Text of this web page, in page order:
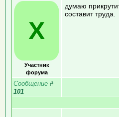
X
Участник
форума
думаю
составит труда.
Сообщение #
101